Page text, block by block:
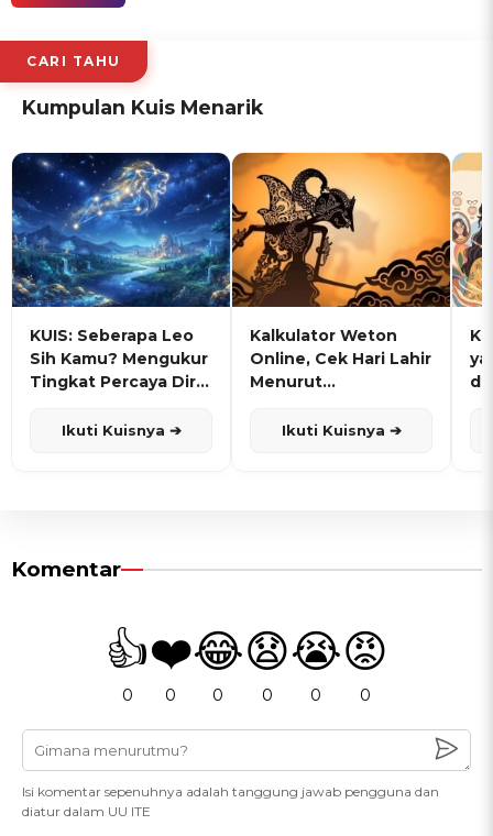
CARI TAHU
Kumpulan Kuis Menarik
KUIS: Seberapa Leo
Sih Kamu? Mengukur
Tingkat Percaya Diri
Ikuti Kuisnya ➔
Kalkulator Weton
Online, Cek Hari Lahir
Menurut
Ikuti Kuisnya ➔
Komentar
👍
0
❤️
0
😂
0
😧
0
😭
0
😡
0
Isi komentar sepenuhnya adalah tanggung jawab pengguna dan
diatur dalam UU ITE